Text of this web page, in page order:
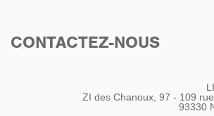
CONTACTEZ-NOUS
ZI des Chanoux, 97 - 109
93330